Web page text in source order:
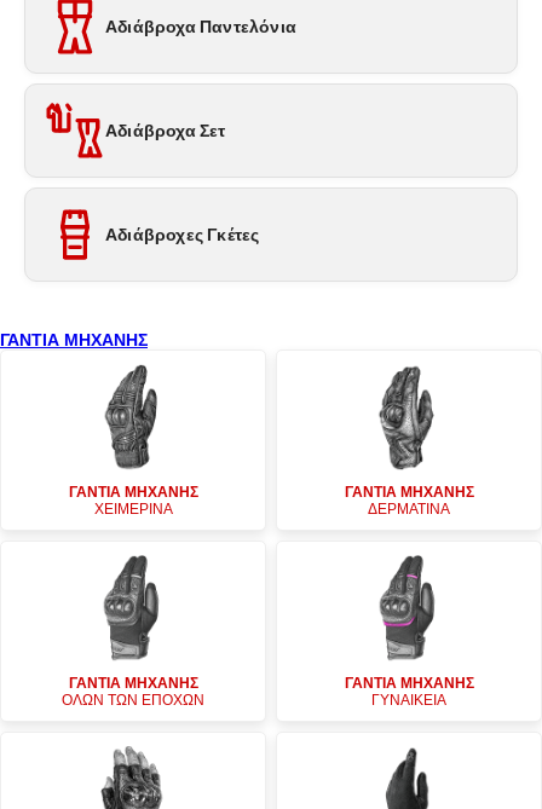
Αδιάβροχα Παντελόνια
Αδιάβροχα Σετ
Αδιάβροχες Γκέτες
ΓΑΝΤΙΑ ΜΗΧΑΝΗΣ
ΓΑΝΤΙΑ ΜΗΧΑΝΗΣ
ΧΕΙΜΕΡΙΝΑ
ΓΑΝΤΙΑ ΜΗΧΑΝΗΣ
ΔΕΡΜΑΤΙΝΑ
ΓΑΝΤΙΑ ΜΗΧΑΝΗΣ
ΟΛΩΝ ΤΩΝ ΕΠΟΧΩΝ
ΓΑΝΤΙΑ ΜΗΧΑΝΗΣ
ΓΥΝΑΙΚΕΙΑ